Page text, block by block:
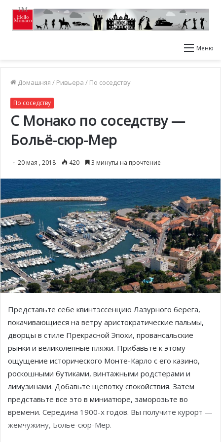
Меню
Домашняя / Ривьера / По соседству
По соседству
C Монако по соседству —
Больё-сюр-Мер
20 мая , 2018 420 3 минуты на прочтение
Представьте себе квинтэссенцию Лазурного берега,
покачивающиеся на ветру аристократические пальмы,
дворцы в стиле Прекрасной Эпохи, провансальские
рынки и великолепные пляжи. Прибавьте к этому
ощущение исторического Монте-Карло с его казино,
роскошными бутиками, винтажными родстерами и
лимузинами. Добавьте щепотку спокойствия. Затем
представьте все это в миниатюре, заморозьте во
времени. Середина 1900-х годов. Вы получите курорт —
жемчужину, Больё-сюр-Мер.